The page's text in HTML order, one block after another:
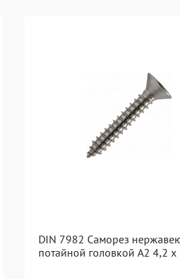
DIN 7982 Саморез
потайной головкой А2 4,2 x